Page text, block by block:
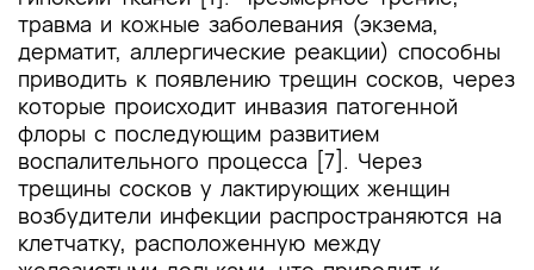
травма и кожные заболевания (экзема,
дерматит, аллергические реакции) способны
приводить к появлению трещин сосков, через
которые происходит инвазия патогенной
флоры с последующим развитием
воспалительного процесса [7]. Через
трещины сосков у лактирующих женщин
возбудители инфекции распространяются на
клетчатку, расположенную между